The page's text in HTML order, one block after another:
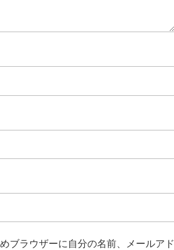
ブラウザーに自分の名前、メールアド